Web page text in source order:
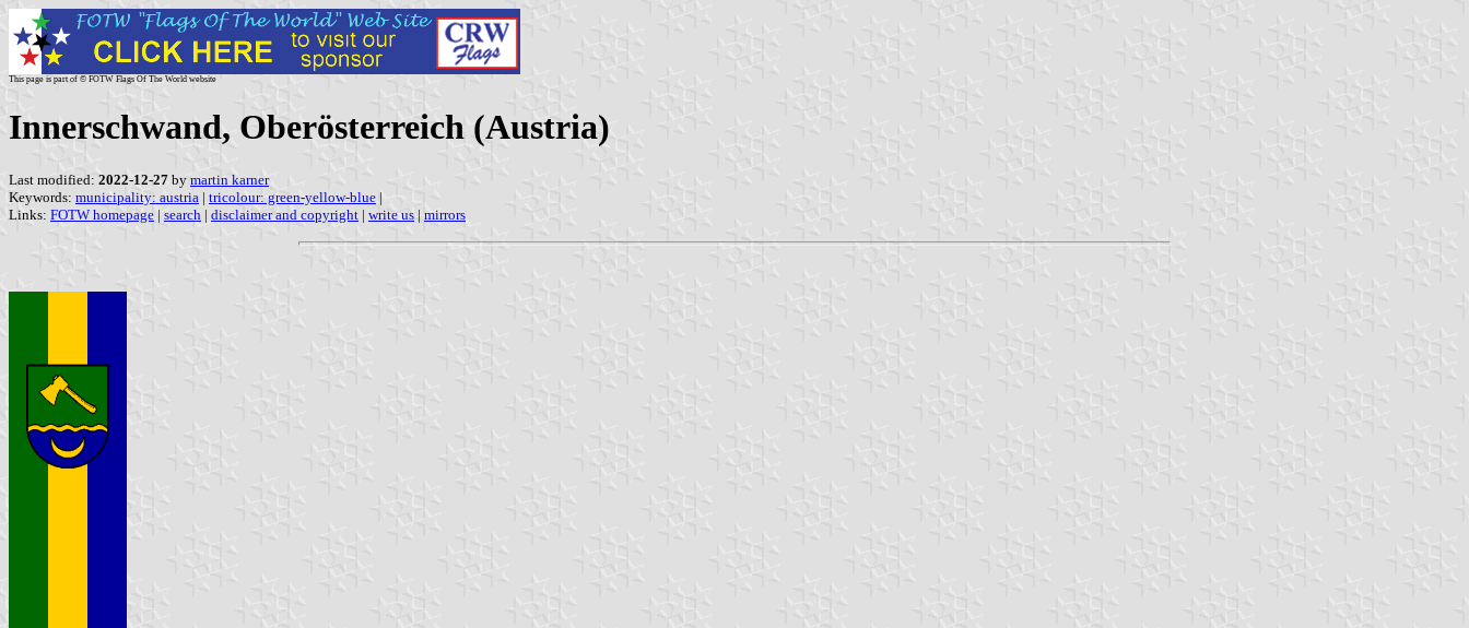
This page is part of © FOTW Flags Of The World website
Innerschwand, Oberösterreich (Austria)
Last modified: 2022-12-27 by martin karner
Keywords: municipality: austria | tricolour: green-yellow-blue |
Links: FOTW homepage | search | disclaimer and copyright | write us | mirrors